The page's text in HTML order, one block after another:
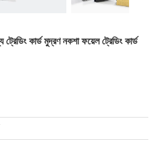
কার্ড মুদ্রণ নকশা ফয়েল ট্রেডিং কার্ড